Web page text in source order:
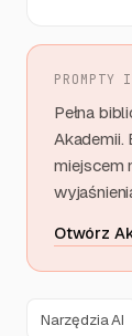
PROMPTY
Pełna
Akademii.
miejscem
Otwórz
Narzędzia AI